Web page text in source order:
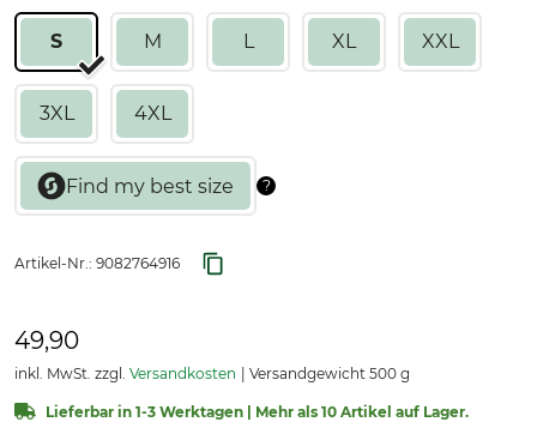
S M L XL XXL
3XL 4XL
Artikel-Nr.: 9082764916
49,90
inkl. MwSt. zzgl. Versandkosten Versandgewicht 500 g
Lieferbar in 1-3 Werktagen | Mehr als 10 Artikel auf Lager.